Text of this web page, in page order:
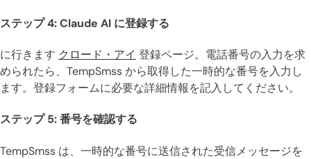
ステップ 4: Claude AI に登録する
に行きます クロード・アイ 登録ページ。電話番号の入力を求
められたら、TempSmss から取得した一時的な番号を入力し
ます。登録フォームに必要な詳細情報を記入してください。
ステップ 5: 番号を確認する
TempSmss は、一時的な番号に送信された受信メッセージを